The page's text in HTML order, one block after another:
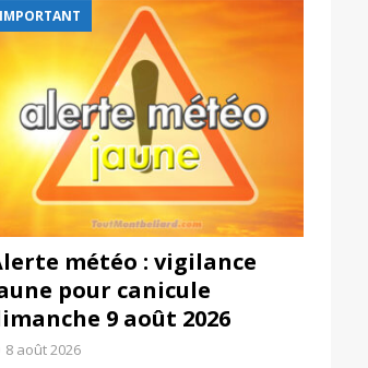
IMPORTANT
météo : vigilance
pour canicule
9 août 2026
8 août 2026